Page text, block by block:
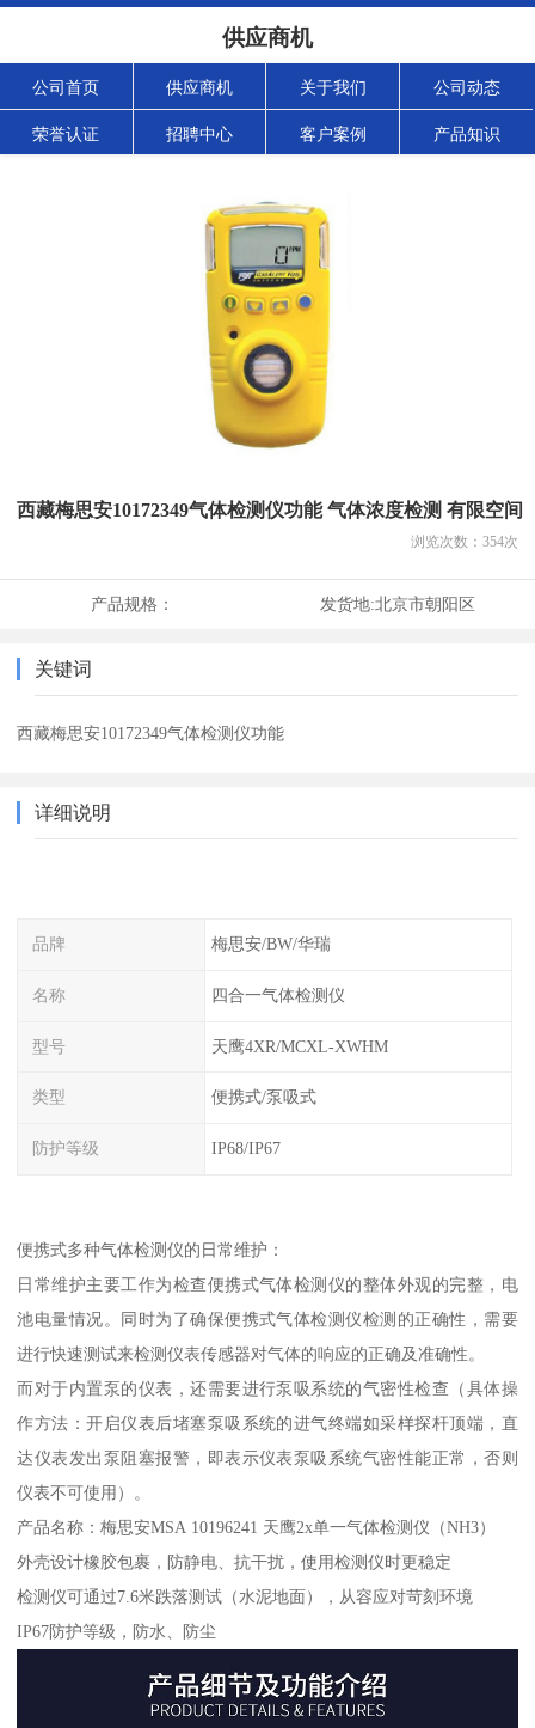
供应商机
公司首页 供应商机 关于我们 公司动态
荣誉认证 招聘中心 客户案例 产品知识
西藏梅思安10172349气体检测仪功能 气体浓度检测 有限空间
浏览次数： 354次
产品规格： 发货地:北京市朝阳区
关键词
西藏梅思安10172349气体检测仪功能
详细说明
品牌 梅思安/BW/华瑞
名称 四合一气体检测仪
型号 天鹰4XR/MCXL-XWHM
类型 便携式/泵吸式
防护等级 IP68/IP67
便携式多种气体检测仪的日常维护：
日常维护主要工作为检查便携式气体检测仪的整体外观的完整，电
池电量情况。同时为了确保便携式气体检测仪检测的正确性，需要
进行快速测试来检测仪表传感器对气体的响应的正确及准确性。
而对于内置泵的仪表，还需要进行泵吸系统的气密性检查（具体操
作方法：开启仪表后堵塞泵吸系统的进气终端如采样探杆顶端，直
达仪表发出泵阻塞报警，即表示仪表泵吸系统气密性能正常，否则
仪表不可使用）。
产品名称：梅思安MSA 10196241 天鹰2x单一气体检测仪（NH3）
外壳设计橡胶包裹，防静电、抗干扰，使用检测仪时更稳定
检测仪可通过7.6米跌落测试（水泥地面），从容应对苛刻环境
IP67防护等级，防水、防尘